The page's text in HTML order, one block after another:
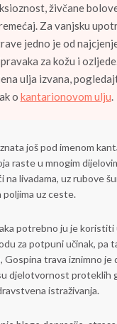
živčane
Za vanjsku
jedno je od
za kožu i
ulja izvana,
o kantarionovom ulju.
još pod imenom
raste u mnogim
na livadama, uz rubove
poljima uz ceste.
potrebno ju je koristiti
za potpuni učinak, pa
Gospina trava iznimno je
djelotvornost proteklih
istraživanja.